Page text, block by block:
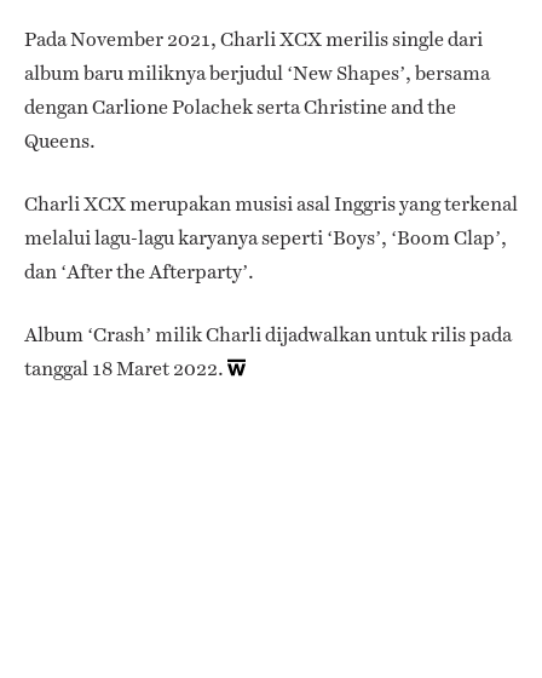
Pada November 2021, Charli XCX merilis single dari
album baru miliknya berjudul ‘New Shapes’, bersama
dengan Carlione Polachek serta Christine and the
Queens.
Charli XCX merupakan musisi asal Inggris yang terkenal
melalui lagu-lagu karyanya seperti ‘Boys’, ‘Boom Clap’,
dan ‘After the Afterparty’.
Album ‘Crash’ milik Charli dijadwalkan untuk rilis pada
tanggal 18 Maret 2022.